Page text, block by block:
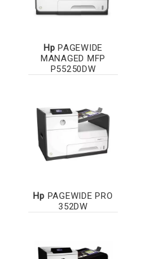
Hp PAGEWIDE
MANAGED MFP
P55250DW
Hp PAGEWIDE PRO
352DW